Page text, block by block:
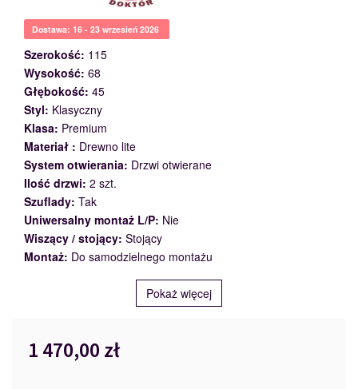
Dostawa: 16 - 23 wrzesień 2026
Szerokość: 115
Wysokość: 68
Głębokość: 45
Styl: Klasyczny
Klasa: Premium
Materiał : Drewno lite
System otwierania: Drzwi otwierane
Ilość drzwi: 2 szt.
Szuflady: Tak
Uniwersalny montaż L/P: Nie
Wiszący / stojący: Stojący
Montaż: Do samodzielnego montażu
Pokaż więcej
1 470,00 zł